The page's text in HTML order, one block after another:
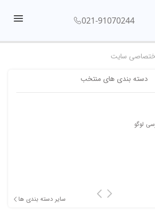
021-91070244
سایت
دسته بندی های منتخب
لوگو
سایر دسته بندی ها